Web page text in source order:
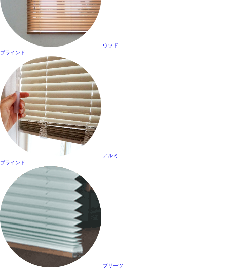
ウッド
ブラインド
アルミ
ブラインド
プリーツ